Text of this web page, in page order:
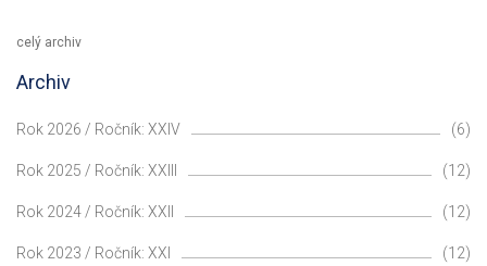
celý archiv
Archiv
Rok 2026 / Ročník: XXIV (6)
Rok 2025 / Ročník: XXIII (12)
Rok 2024 / Ročník: XXII (12)
Rok 2023 / Ročník: XXI (12)